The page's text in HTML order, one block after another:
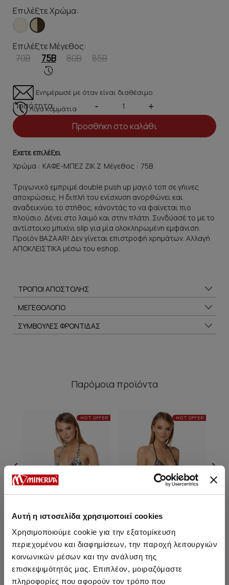
Αυτή η ιστοσελίδα χρησιμοποιεί cookies
Χρησιμοποιούμε cookie για την εξατομίκευση
περιεχομένου και διαφημίσεων, την παροχή λειτουργιών
κοινωνικών μέσων και την ανάλυση της
επισκεψιμότητάς μας. Επιπλέον, μοιραζόμαστε
πληροφορίες που αφορούν τον τρόπο που
Επιλέξτε Χρώμα:
Επιλέξτε Μέγεθος:
70B 75B 80B 85B
Ενημέρωσέ με όταν είναι διαθέσιμο
Λίγα κομμάτια
Ποσότητα: - +
Προσθήκη στο καλάθι
Εχετε επιλέξει
Χρώμα :
Μέγεθος :
Τριγωνικό εμπριμέ double push up μαγιό τοπ σε γήινες
αποχρώσεις. Η διπλή του ενίσχυση ανορθώνει και
αναδεικνύει το στήθος, κάνοντάς το να φαίνεται πιο
πλούσιο. Δένει στο λαιμό και στην πλάτη. Συνδύασέ το με το
αντίστοιχο μπικίνι slip για μία ολοκληρωμένη εμφάνιση.
Προϊόν BAZAAR! Δεν γίνεται επιστροφή χρημάτων. Αλλαγή
ΑΠΟΚΛΕΙΣΤΙΚΑ μέσω του eshop.
ΤΡΟΠΟΙ ΑΠΟΣΤΟΛΗΣ
ΜΕΓΕΘΟΛΟΓΙΟ
ΣΥΜΒΟΥΛΕΣ ΦΡΟΝΤΙΔΑΣ
Παρόμοια προϊόντα
HOT OFFER
Giza Tanga Hot Bikini Slip
με κορδόνια
8,05 €
HOT OFFER
Giza Tanga Hot Bikini Slip
με κορδόνια
5,95 €